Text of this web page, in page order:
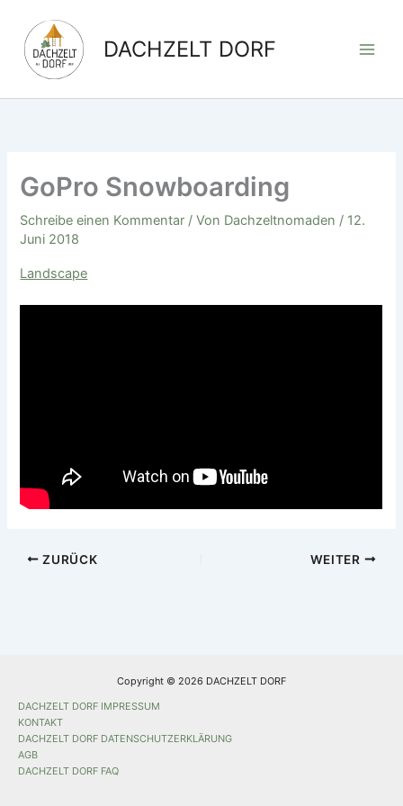
Inhalt
springen
DACHZELT DORF
GoPro Snowboarding
Schreibe einen Kommentar / Von Dachzeltnomaden / 12.
Juni 2018
Landscape
ZURÜCK WEITER
Copyright © 2026 DACHZELT DORF
DACHZELT DORF IMPRESSUM
KONTAKT
DACHZELT DORF DATENSCHUTZERKLÄRUNG
AGB
DACHZELT DORF FAQ